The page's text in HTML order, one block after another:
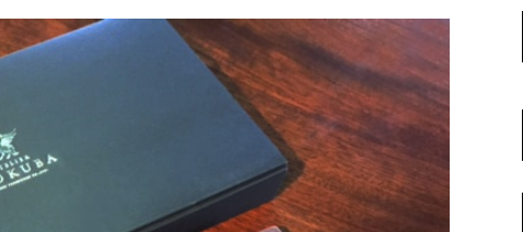
大阪梅田ギャラリー
アウトレット神戸店
WEBカタログ
コーディネート集
INFORMATION
NEWS
EVENT
BLOG